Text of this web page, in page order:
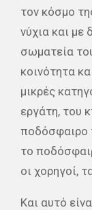
τον κόσμο
νύχια και με
σωματεία
κοινότητα
μικρές
εργάτη, του
ποδόσφαιρο
το
οι χορηγοί,
Και αυτό